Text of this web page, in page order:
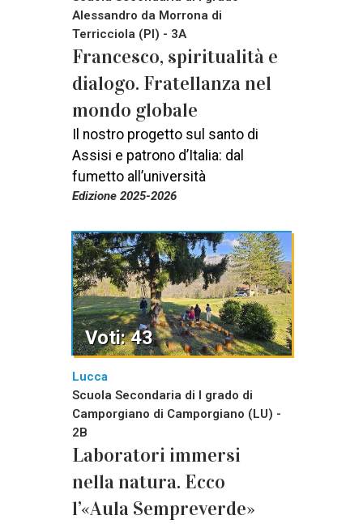
Alessandro da Morrona di
Terricciola (PI) - 3A
Francesco, spiritualità e
dialogo. Fratellanza nel
mondo globale
Il nostro progetto sul santo di
Assisi e patrono d’Italia: dal
fumetto all’università
Edizione 2025-2026
Lucca
Scuola Secondaria di I grado di
Camporgiano di Camporgiano (LU) -
2B
Laboratori immersi
nella natura. Ecco
l’«Aula Sempreverde»
Voti: 43